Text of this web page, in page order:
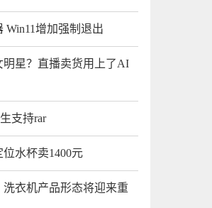
Win11增加强制退出
明星？直播卖货用上了AI
支持rar
水杯卖1400元
衣机产品形态将迎来重